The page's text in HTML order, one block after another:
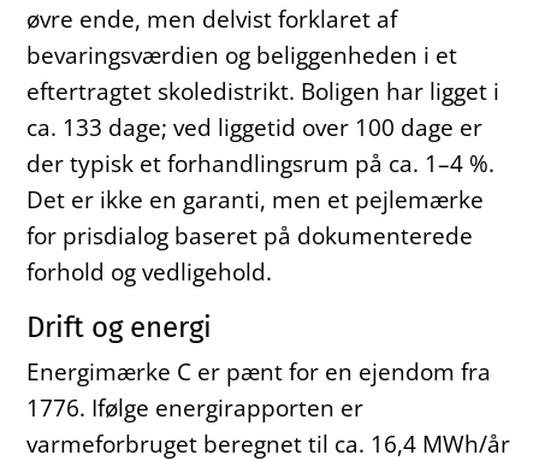
øvre ende, men delvist forklaret af
bevaringsværdien og beliggenheden i et
eftertragtet skoledistrikt. Boligen har ligget i
ca. 133 dage; ved liggetid over 100 dage er
der typisk et forhandlingsrum på ca. 1–4 %.
Det er ikke en garanti, men et pejlemærke
for prisdialog baseret på dokumenterede
forhold og vedligehold.
Drift og energi
Energimærke C er pænt for en ejendom fra
1776. Ifølge energirapporten er
varmeforbruget beregnet til ca. 16,4 MWh/år